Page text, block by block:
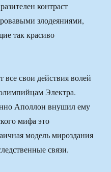
контраст
злодеяниями,
так красиво
свои действия волей
Электра.
Аполлон внушил ему
мифа это
модель мироздания
связи.